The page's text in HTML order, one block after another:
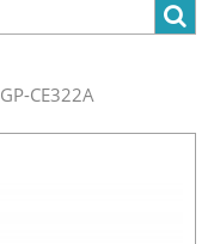
CE322A